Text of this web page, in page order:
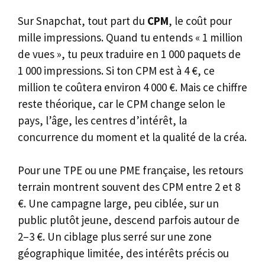
Sur Snapchat, tout part du CPM, le coût pour
mille impressions. Quand tu entends « 1 million
de vues », tu peux traduire en 1 000 paquets de
1 000 impressions. Si ton CPM est à 4 €, ce
million te coûtera environ 4 000 €. Mais ce chiffre
reste théorique, car le CPM change selon le
pays, l’âge, les centres d’intérêt, la
concurrence du moment et la qualité de la créa.
Pour une TPE ou une PME française, les retours
terrain montrent souvent des CPM entre 2 et 8
€. Une campagne large, peu ciblée, sur un
public plutôt jeune, descend parfois autour de
2–3 €. Un ciblage plus serré sur une zone
géographique limitée, des intérêts précis ou